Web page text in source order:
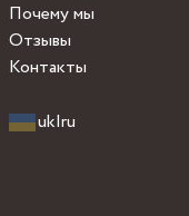
Почему мы
Отзывы
Контакты
uk|ru